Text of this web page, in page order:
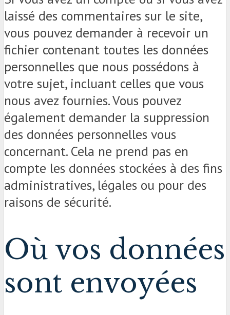
laissé des commentaires sur le site,
vous pouvez demander à recevoir un
fichier contenant toutes les données
personnelles que nous possédons à
votre sujet, incluant celles que vous
nous avez fournies. Vous pouvez
également demander la suppression
des données personnelles vous
concernant. Cela ne prend pas en
compte les données stockées à des fins
administratives, légales ou pour des
raisons de sécurité.
Où vos données
sont envoyées